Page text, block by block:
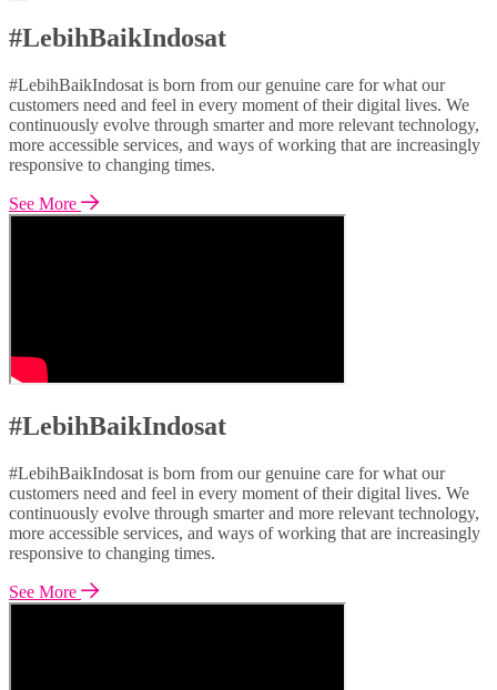
#LebihBaikIndosat
#LebihBaikIndosat is born from our genuine care for what our
customers need and feel in every moment of their digital lives. We
continuously evolve through smarter and more relevant technology,
more accessible services, and ways of working that are increasingly
responsive to changing times.
See More
#LebihBaikIndosat
#LebihBaikIndosat is born from our genuine care for what our
customers need and feel in every moment of their digital lives. We
continuously evolve through smarter and more relevant technology,
more accessible services, and ways of working that are increasingly
responsive to changing times.
See More